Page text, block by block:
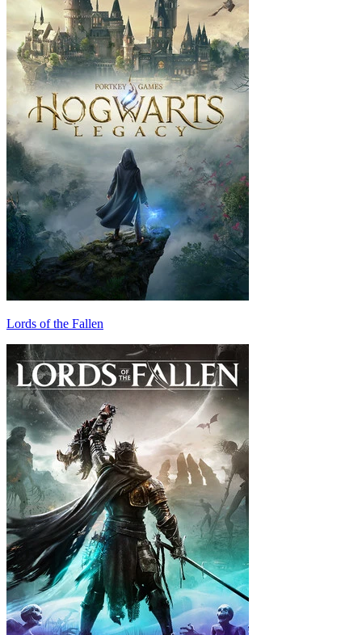
Lords of the Fallen